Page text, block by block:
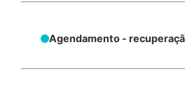
Agendamento -